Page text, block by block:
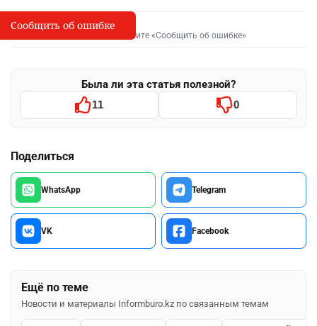
I
Сообщить об опечатке
Выделите фрагмент и нажмите «Сообщить об ошибке»
Была ли эта статья полезной?
11 0
Поделиться
WhatsApp Telegram
VK Facebook
Ещё по теме
Новости и материалы Informburo.kz по связанным темам
Сообщить об ошибке